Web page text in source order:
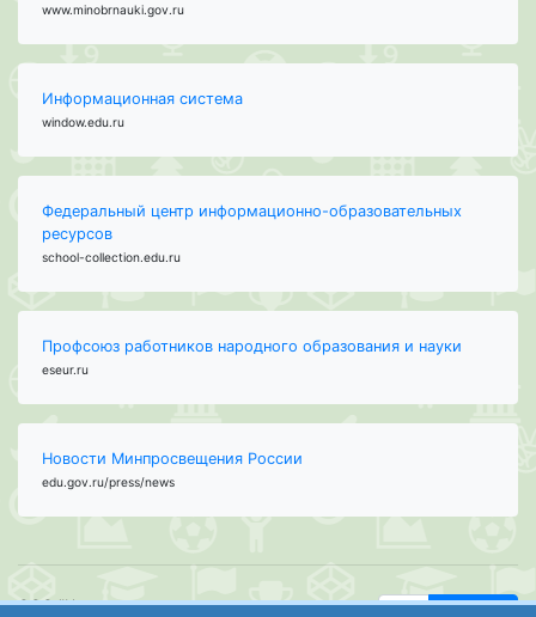
www.minobrnauki.gov.ru
Информационная система
window.edu.ru
Федеральный центр информационно-образовательных
ресурсов
school-collection.edu.ru
Профсоюз работников народного образования и науки
eseur.ru
Новости Минпросвещения России
edu.gov.ru/press/news
ООО "Центр